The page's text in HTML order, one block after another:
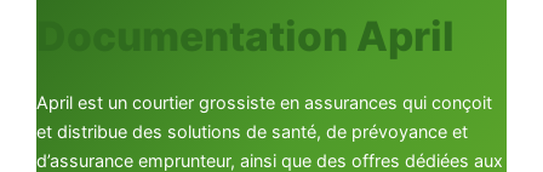
Documentation April
April est un courtier grossiste en assurances qui conçoit
et distribue des solutions de santé, de prévoyance et
d’assurance emprunteur, ainsi que des offres dédiées aux